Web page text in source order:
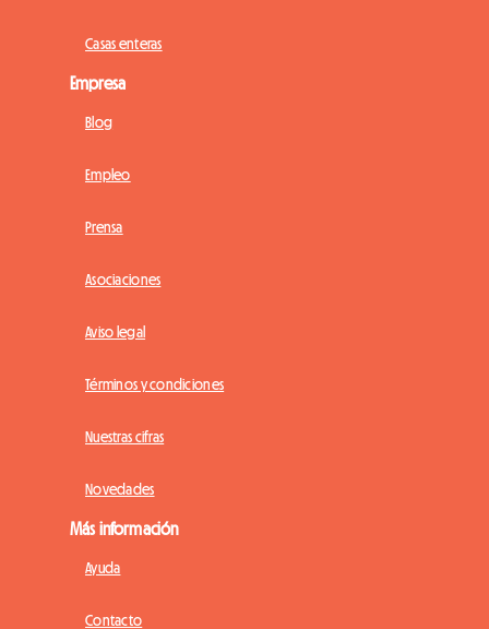
Casas enteras
Empresa
Blog
Empleo
Prensa
Asociaciones
Aviso legal
Términos y condiciones
Nuestras cifras
Novedades
Más información
Ayuda
Contacto